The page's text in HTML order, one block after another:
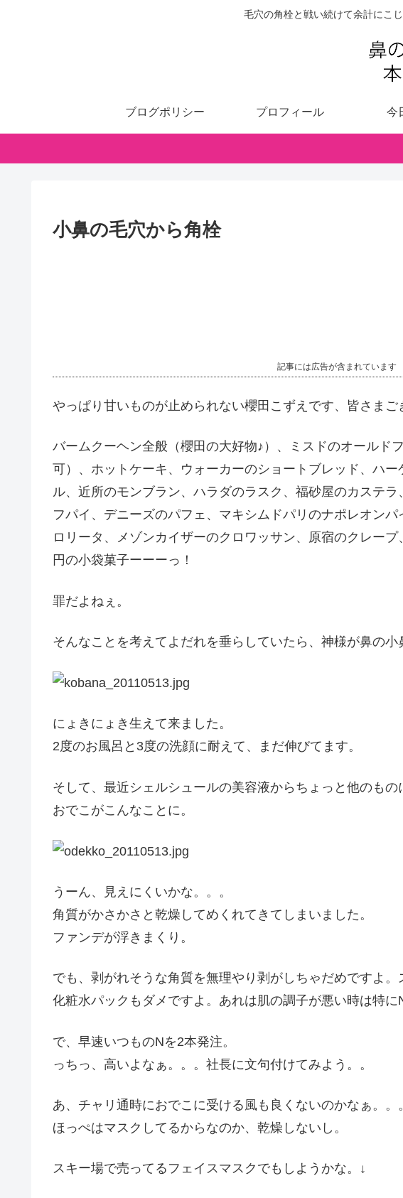
毛穴の角栓と戦い続けて余計にこ
ブログポリシー プロフィール 今
小鼻の毛穴から角栓
記事には広告が含まれています
やっぱり甘いものが止められない櫻田こずえです、皆さまご
バームクーヘン全般（櫻田の大好物♪）、ミスドのオールド
可）、ホットケーキ、ウォーカーのショートブレッド、ハ
ル、近所のモンブラン、ハラダのラスク、福砂屋のカステ
フパイ、デニーズのパフェ、マキシムドパリのナポレオン
ロリータ、メゾンカイザーのクロワッサン、原宿のクレー
円の小袋菓子ーーーっ！
罪だよねぇ。
そんなことを考えてよだれを垂らしていたら、神様が鼻の小
にょきにょき生えて来ました。
2度のお風呂と3度の洗顔に耐えて、まだ伸びてます。
そして、最近シェルシュールの美容液からちょっと他のもの
おでこがこんなことに。
うーん、見えにくいかな。。。
角質がかさかさと乾燥してめくれてきてしまいました。
ファンデが浮きまくり。
でも、剥がれそうな角質を無理やり剥がしちゃだめですよ。
化粧水パックもダメですよ。あれは肌の調子が悪い時は特に
で、早速いつものNを2本発注。
っちっ、高いよなぁ。。。社長に文句付けてみよう。。
あ、チャリ通時におでこに受ける風も良くないのかなぁ。。。
ほっぺはマスクしてるからなのか、乾燥しないし。
スキー場で売ってるフェイスマスクでもしようかな。↓